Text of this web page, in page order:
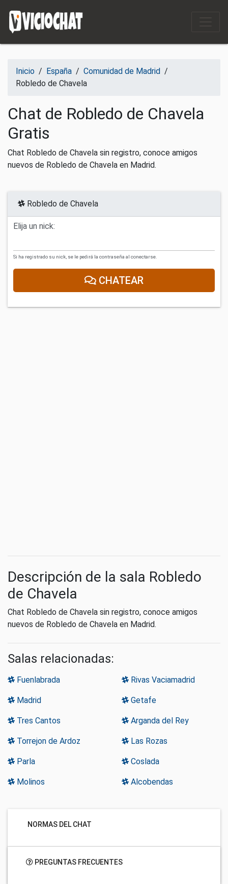
Inicio / España / Comunidad de Madrid /
Robledo de Chavela
Chat de Robledo de Chavela
Gratis
Chat Robledo de Chavela sin registro, conoce amigos
nuevos de Robledo de Chavela en Madrid.
Robledo de Chavela
Elija un nick:
Si ha registrado su nick, se le pedirá la contraseña al conectarse.
CHATEAR
Descripción de la sala Robledo
de Chavela
Chat Robledo de Chavela sin registro, conoce amigos
nuevos de Robledo de Chavela en Madrid.
Salas relacionadas:
Fuenlabrada Rivas Vaciamadrid
Madrid Getafe
Tres Cantos Arganda del Rey
Torrejon de Ardoz Las Rozas
Parla Coslada
Molinos Alcobendas
NORMAS DEL CHAT
PREGUNTAS FRECUENTES